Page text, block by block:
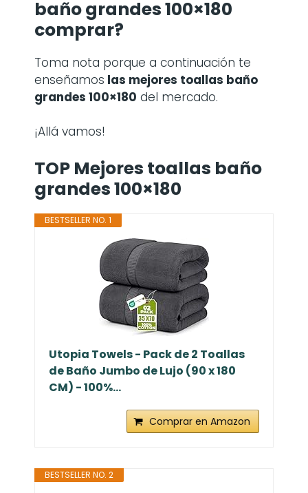
baño grandes 100×180
comprar?
Toma nota porque a continuación te
enseñamos las mejores toallas baño
grandes 100×180 del mercado.
¡Allá vamos!
TOP Mejores toallas baño
grandes 100×180
BESTSELLER NO. 1
Utopia Towels - Pack de 2 Toallas
de Baño Jumbo de Lujo (90 x 180
CM) - 100%...
Comprar en Amazon
BESTSELLER NO. 2